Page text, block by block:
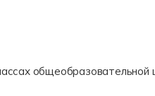
общеобразовательной